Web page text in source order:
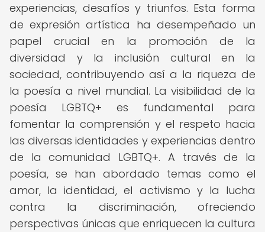
experiencias, desafíos y triunfos. Esta forma
de expresión artística ha desempeñado un
papel crucial en la promoción de la
diversidad y la inclusión cultural en la
sociedad, contribuyendo así a la riqueza de
la poesía a nivel mundial. La visibilidad de la
poesía LGBTQ+ es fundamental para
fomentar la comprensión y el respeto hacia
las diversas identidades y experiencias dentro
de la comunidad LGBTQ+. A través de la
poesía, se han abordado temas como el
amor, la identidad, el activismo y la lucha
contra la discriminación, ofreciendo
perspectivas únicas que enriquecen la cultura